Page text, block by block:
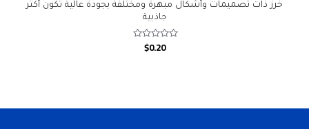
خرز ذات تصميمات وأشكال مبهرة ومختلفة بجودة عالية تكون أكثر
جاذبية
Rated
$0.20